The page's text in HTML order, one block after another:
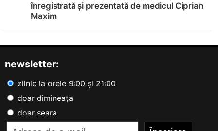
înregistrată și prezentată de medicul Ciprian
Maxim
newsletter:
zilnic la orele 9:00 și 21:00
doar dimineața
doar seara